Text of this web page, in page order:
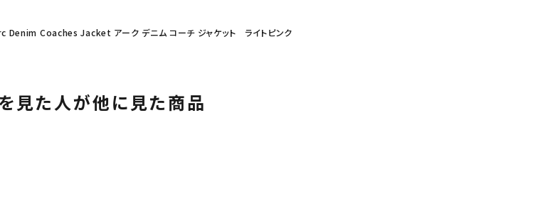
Denim Coaches Jacket アーク デニム コーチ ジャケット ライトピンク
見た人が他に見た商品